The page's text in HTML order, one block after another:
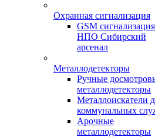
Охранная сигнализация
GSM сигнализация
НПО Сибирский
арсенал
Металлодетекторы
Ручные
металлодетекторы
Металлоискатели
коммунальных
Арочные
металлодетекторы